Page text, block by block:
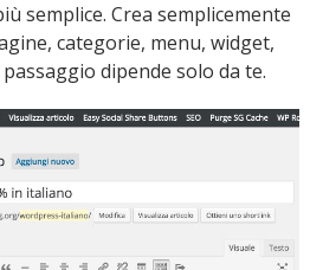
semplice. Crea semplicemente
categorie, menu, widget,
dipende solo da te.